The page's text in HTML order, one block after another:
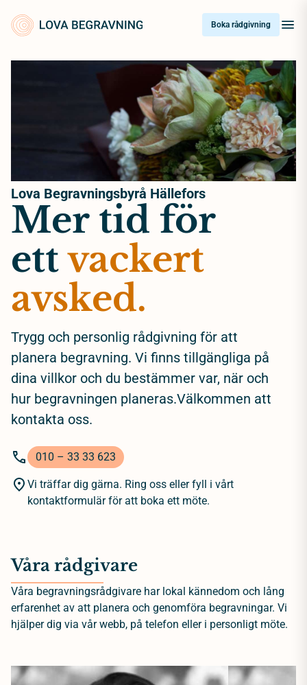
content
Boka rådgivning
Lova Begravningsbyrå Hällefors
Mer tid för
ettvackert
avsked.
Trygg och personlig rådgivning för att
planera begravning. Vi finns tillgängliga på
dina villkor och du bestämmer var, när och
hur begravningen planeras.Välkommen att
kontakta oss.
010 – 33 33 623
Vi träffar dig gärna. Ring oss eller fyll i vårt
kontaktformulär för att boka ett möte.
Våra rådgivare
Våra begravningsrådgivare har lokal kännedom och lång
erfarenhet av att planera och genomföra begravningar. Vi
hjälper dig via vår webb, på telefon eller i personligt möte.